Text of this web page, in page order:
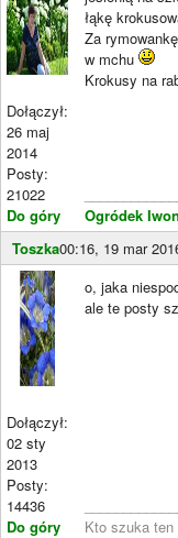
Dołączył:
26 maj
2014
Posty:
21022
Do góry
łąkę
Za
w mchu
Krokusy na
Ogródek
Toszka00:16, 19 mar
Dołączył:
02 sty
2013
Posty:
14436
Do góry
o, jaka
ale te posty
Kto szuka